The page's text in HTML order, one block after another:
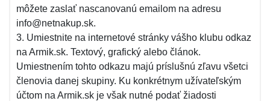
môžete zaslať nascanovanú emailom na adresu
info@netnakup.sk.
3. Umiestnite na internetové stránky vášho klubu odkaz
na Armik.sk. Textový, grafický alebo článok.
Umiestnením tohto odkazu majú príslušnú zľavu všetci
členovia danej skupiny. Ku konkrétnym užívateľským
účtom na Armik.sk je však nutné podať žiadosti